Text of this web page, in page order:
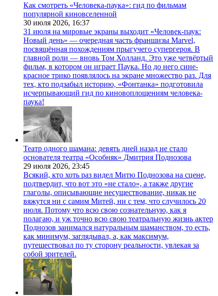
Как смотреть «Человека-паука»: гид по фильмам
популярной киновселенной
30 июля 2026, 16:37
31 июля на мировые экраны выходит «Человек-паук:
Новый день» — очередная часть франшизы Marvel,
посвящённая похождениям прыгучего супергероя. В
главной роли — вновь Том Холланд. Это уже четвёртый
фильм, в котором он играет Паука. Но до него сине-
красное трико появлялось на экране множество раз. Для
тех, кто подзабыл историю, «Фонтанка» подготовила
исчерпывающий гид по киновоплощениям человека-
паука!
Театр одного шамана: девять дней назад не стало
основателя театра «Особняк» Дмитрия Поднозова
29 июля 2026, 23:45
Всякий, кто хоть раз видел Митю Поднозова на сцене,
подтвердит, что вот это «не стало», а также другие
глаголы, описывающие несуществование, никак не
вяжутся ни с самим Митей, ни с тем, что случилось 20
июля. Потому что всю свою сознательную, как я
полагаю, и уж точно всю свою театральную жизнь актер
Поднозов занимался натуральным шаманством, то есть,
как минимум, заглядывал, а, как максимум,
путешествовал по ту сторону реальности, увлекая за
собой зрителей.